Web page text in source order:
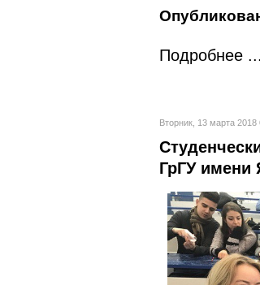
Подробнее ...
Вторник, 13 марта 2018
ГрГУ имени